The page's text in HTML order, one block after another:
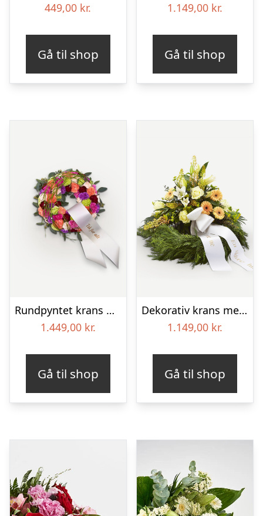
449,00 kr.
Gå til shop
1.149,00 kr.
Gå til shop
Rundpyntet krans med bånd
1.449,00 kr.
Gå til shop
Dekorativ krans med bånd
1.149,00 kr.
Gå til shop